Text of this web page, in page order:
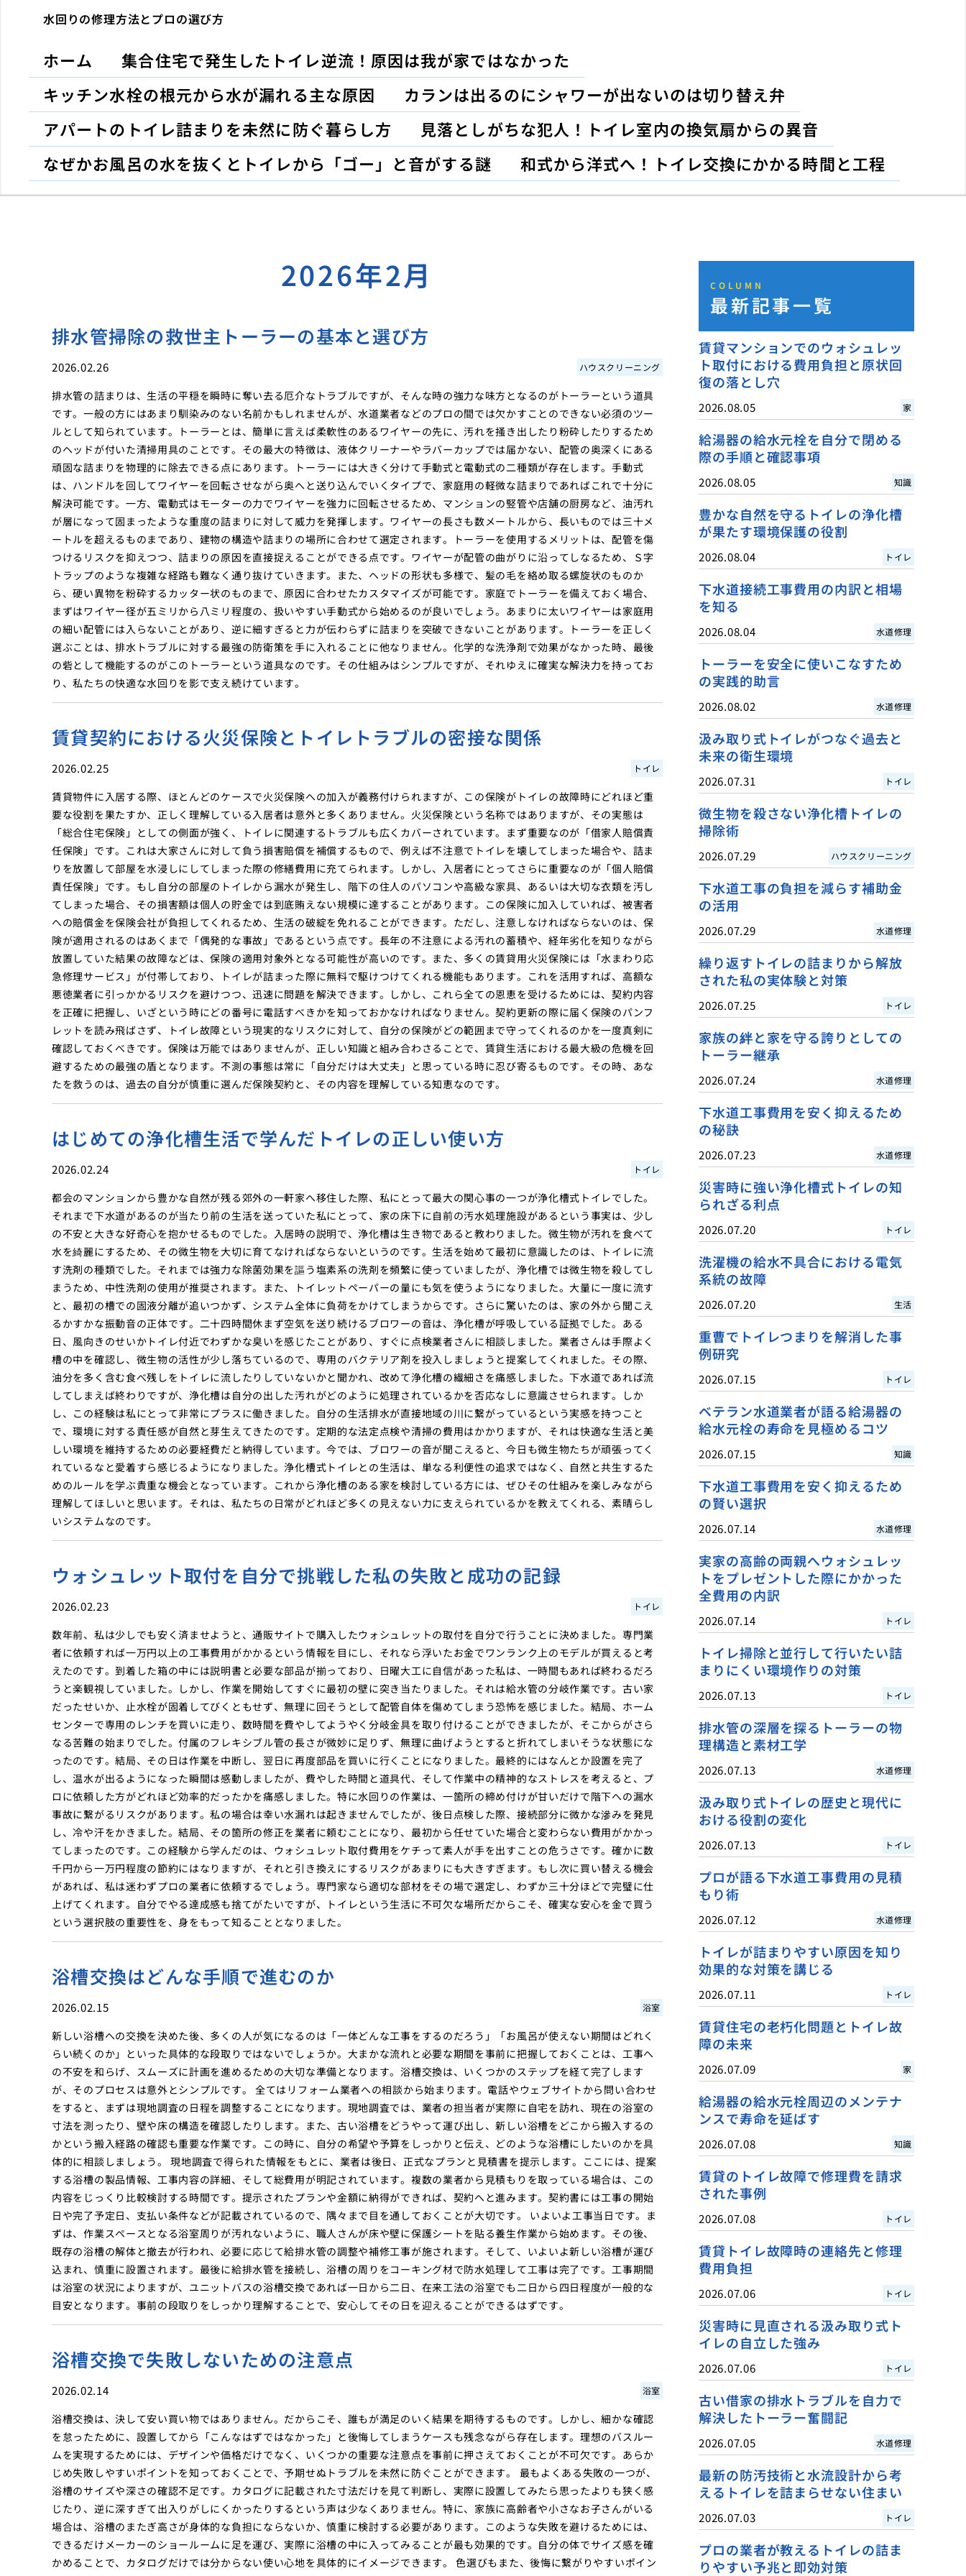
水回りの修理方法とプロの選び方
ホーム
集合住宅で発生したトイレ逆流！原因は我が家ではなかった
キッチン水栓の根元から水が漏れる主な原因
カランは出るのにシャワーが出ないのは切り替え弁
アパートのトイレ詰まりを未然に防ぐ暮らし方
見落としがちな犯人！トイレ室内の換気扇からの異音
なぜかお風呂の水を抜くとトイレから「ゴー」と音がする謎
和式から洋式へ！トイレ交換にかかる時間と工程
2026年2月
排水管掃除の救世主トーラーの基本と選び方
2026.02.26 ハウスクリーニング
排水管の詰まりは、生活の平穏を瞬時に奪い去る厄介なトラブルですが、そんな時の強力な味方となるのがトーラーという道具
です。一般の方にはあまり馴染みのない名前かもしれませんが、水道業者などのプロの間では欠かすことのできない必須のツー
ルとして知られています。トーラーとは、簡単に言えば柔軟性のあるワイヤーの先に、汚れを掻き出したり粉砕したりするため
のヘッドが付いた清掃用具のことです。その最大の特徴は、液体クリーナーやラバーカップでは届かない、配管の奥深くにある
頑固な詰まりを物理的に除去できる点にあります。トーラーには大きく分けて手動式と電動式の二種類が存在します。手動式
は、ハンドルを回してワイヤーを回転させながら奥へと送り込んでいくタイプで、家庭用の軽微な詰まりであればこれで十分に
解決可能です。一方、電動式はモーターの力でワイヤーを強力に回転させるため、マンションの竪管や店舗の厨房など、油汚れ
が層になって固まったような重度の詰まりに対して威力を発揮します。ワイヤーの長さも数メートルから、長いものでは三十メ
ートルを超えるものまであり、建物の構造や詰まりの場所に合わせて選定されます。トーラーを使用するメリットは、配管を傷
つけるリスクを抑えつつ、詰まりの原因を直接捉えることができる点です。ワイヤーが配管の曲がりに沿ってしなるため、Ｓ字
トラップのような複雑な経路も難なく通り抜けていきます。また、ヘッドの形状も多様で、髪の毛を絡め取る螺旋状のものか
ら、硬い異物を粉砕するカッター状のものまで、原因に合わせたカスタマイズが可能です。家庭でトーラーを備えておく場合、
まずはワイヤー径が五ミリから八ミリ程度の、扱いやすい手動式から始めるのが良いでしょう。あまりに太いワイヤーは家庭用
の細い配管には入らないことがあり、逆に細すぎると力が伝わらずに詰まりを突破できないことがあります。トーラーを正しく
選ぶことは、排水トラブルに対する最強の防衛策を手に入れることに他なりません。化学的な洗浄剤で効果がなかった時、最後
の砦として機能するのがこのトーラーという道具なのです。その仕組みはシンプルですが、それゆえに確実な解決力を持ってお
り、私たちの快適な水回りを影で支え続けています。
賃貸契約における火災保険とトイレトラブルの密接な関係
2026.02.25 トイレ
賃貸物件に入居する際、ほとんどのケースで火災保険への加入が義務付けられますが、この保険がトイレの故障時にどれほど重
要な役割を果たすか、正しく理解している入居者は意外と多くありません。火災保険という名称ではありますが、その実態は
「総合住宅保険」としての側面が強く、トイレに関連するトラブルも広くカバーされています。まず重要なのが「借家人賠償責
任保険」です。これは大家さんに対して負う損害賠償を補償するもので、例えば不注意でトイレを壊してしまった場合や、詰ま
りを放置して部屋を水浸しにしてしまった際の修繕費用に充てられます。しかし、入居者にとってさらに重要なのが「個人賠償
責任保険」です。もし自分の部屋のトイレから漏水が発生し、階下の住人のパソコンや高級な家具、あるいは大切な衣類を汚し
てしまった場合、その損害額は個人の貯金では到底賄えない規模に達することがあります。この保険に加入していれば、被害者
への賠償金を保険会社が負担してくれるため、生活の破綻を免れることができます。ただし、注意しなければならないのは、保
険が適用されるのはあくまで「偶発的な事故」であるという点です。長年の不注意による汚れの蓄積や、経年劣化を知りながら
放置していた結果の故障などは、保険の適用対象外となる可能性が高いのです。また、多くの賃貸用火災保険には「水まわり応
急修理サービス」が付帯しており、トイレが詰まった際に無料で駆けつけてくれる機能もあります。これを活用すれば、高額な
悪徳業者に引っかかるリスクを避けつつ、迅速に問題を解決できます。しかし、これら全ての恩恵を受けるためには、契約内容
を正確に把握し、いざという時にどの番号に電話すべきかを知っておかなければなりません。契約更新の際に届く保険のパンフ
レットを読み飛ばさず、トイレ故障という現実的なリスクに対して、自分の保険がどの範囲まで守ってくれるのかを一度真剣に
確認しておくべきです。保険は万能ではありませんが、正しい知識と組み合わさることで、賃貸生活における最大級の危機を回
避するための最強の盾となります。不測の事態は常に「自分だけは大丈夫」と思っている時に忍び寄るものです。その時、あな
たを救うのは、過去の自分が慎重に選んだ保険契約と、その内容を理解している知恵なのです。
はじめての浄化槽生活で学んだトイレの正しい使い方
2026.02.24 トイレ
都会のマンションから豊かな自然が残る郊外の一軒家へ移住した際、私にとって最大の関心事の一つが浄化槽式トイレでした。
それまで下水道があるのが当たり前の生活を送っていた私にとって、家の床下に自前の汚水処理施設があるという事実は、少し
の不安と大きな好奇心を抱かせるものでした。入居時の説明で、浄化槽は生き物であると教わりました。微生物が汚れを食べて
水を綺麗にするため、その微生物を大切に育てなければならないというのです。生活を始めて最初に意識したのは、トイレに流
す洗剤の種類でした。それまでは強力な除菌効果を謳う塩素系の洗剤を頻繁に使っていましたが、浄化槽では微生物を殺してし
まうため、中性洗剤の使用が推奨されます。また、トイレットペーパーの量にも気を使うようになりました。大量に一度に流す
と、最初の槽での固液分離が追いつかず、システム全体に負荷をかけてしまうからです。さらに驚いたのは、家の外から聞こえ
るかすかな振動音の正体です。二十四時間休まず空気を送り続けるブロワーの音は、浄化槽が呼吸している証拠でした。ある
日、風向きのせいかトイレ付近でわずかな臭いを感じたことがあり、すぐに点検業者さんに相談しました。業者さんは手際よく
槽の中を確認し、微生物の活性が少し落ちているので、専用のバクテリア剤を投入しましょうと提案してくれました。その際、
油分を多く含む食べ残しをトイレに流したりしていないかと聞かれ、改めて浄化槽の繊細さを痛感しました。下水道であれば流
してしまえば終わりですが、浄化槽は自分の出した汚れがどのように処理されているかを否応なしに意識させられます。しか
し、この経験は私にとって非常にプラスに働きました。自分の生活排水が直接地域の川に繋がっているという実感を持つこと
で、環境に対する責任感が自然と芽生えてきたのです。定期的な法定点検や清掃の費用はかかりますが、それは快適な生活と美
しい環境を維持するための必要経費だと納得しています。今では、ブロワーの音が聞こえると、今日も微生物たちが頑張ってく
れているなと愛着すら感じるようになりました。浄化槽式トイレとの生活は、単なる利便性の追求ではなく、自然と共生するた
めのルールを学ぶ貴重な機会となっています。これから浄化槽のある家を検討している方には、ぜひその仕組みを楽しみながら
理解してほしいと思います。それは、私たちの日常がどれほど多くの見えない力に支えられているかを教えてくれる、素晴らし
いシステムなのです。
ウォシュレット取付を自分で挑戦した私の失敗と成功の記録
2026.02.23 トイレ
数年前、私は少しでも安く済ませようと、通販サイトで購入したウォシュレットの取付を自分で行うことに決めました。専門業
者に依頼すれば一万円以上の工事費用がかかるという情報を目にし、それなら浮いたお金でワンランク上のモデルが買えると考
えたのです。到着した箱の中には説明書と必要な部品が揃っており、日曜大工に自信があった私は、一時間もあれば終わるだろ
うと楽観視していました。しかし、作業を開始してすぐに最初の壁に突き当たりました。それは給水管の分岐作業です。古い家
だったせいか、止水栓が固着してびくともせず、無理に回そうとして配管自体を傷めてしまう恐怖を感じました。結局、ホーム
センターで専用のレンチを買いに走り、数時間を費やしてようやく分岐金具を取り付けることができましたが、そこからがさら
なる苦難の始まりでした。付属のフレキシブル管の長さが微妙に足りず、無理に曲げようとすると折れてしまいそうな状態にな
ったのです。結局、その日は作業を中断し、翌日に再度部品を買いに行くことになりました。最終的にはなんとか設置を完了
し、温水が出るようになった瞬間は感動しましたが、費やした時間と道具代、そして作業中の精神的なストレスを考えると、プ
ロに依頼した方がどれほど効率的だったかを痛感しました。特に水回りの作業は、一箇所の締め付けが甘いだけで階下への漏水
事故に繋がるリスクがあります。私の場合は幸い水漏れは起きませんでしたが、後日点検した際、接続部分に微かな滲みを発見
し、冷や汗をかきました。結局、その箇所の修正を業者に頼むことになり、最初から任せていた場合と変わらない費用がかかっ
てしまったのです。この経験から学んだのは、ウォシュレット取付費用をケチって素人が手を出すことの危うさです。確かに数
千円から一万円程度の節約にはなりますが、それと引き換えにするリスクがあまりにも大きすぎます。もし次に買い替える機会
があれば、私は迷わずプロの業者に依頼するでしょう。専門家なら適切な部材をその場で選定し、わずか三十分ほどで完璧に仕
上げてくれます。自分でやる達成感も捨てがたいですが、トイレという生活に不可欠な場所だからこそ、確実な安心を金で買う
という選択肢の重要性を、身をもって知ることとなりました。
浴槽交換はどんな手順で進むのか
2026.02.15 浴室
新しい浴槽への交換を決めた後、多くの人が気になるのは「一体どんな工事をするのだろう」「お風呂が使えない期間はどれく
らい続くのか」といった具体的な段取りではないでしょうか。大まかな流れと必要な期間を事前に把握しておくことは、工事へ
の不安を和らげ、スムーズに計画を進めるための大切な準備となります。浴槽交換は、いくつかのステップを経て完了します
が、そのプロセスは意外とシンプルです。 全てはリフォーム業者への相談から始まります。電話やウェブサイトから問い合わせ
をすると、まずは現地調査の日程を調整することになります。現地調査では、業者の担当者が実際に自宅を訪れ、現在の浴室の
寸法を測ったり、壁や床の構造を確認したりします。また、古い浴槽をどうやって運び出し、新しい浴槽をどこから搬入するの
かという搬入経路の確認も重要な作業です。この時に、自分の希望や予算をしっかりと伝え、どのような浴槽にしたいのかを具
体的に相談しましょう。 現地調査で得られた情報をもとに、業者は後日、正式なプランと見積書を提示します。ここには、提案
する浴槽の製品情報、工事内容の詳細、そして総費用が明記されています。複数の業者から見積もりを取っている場合は、この
内容をじっくり比較検討する時間です。提示されたプランや金額に納得ができれば、契約へと進みます。契約書には工事の開始
日や完了予定日、支払い条件などが記載されているので、隅々まで目を通しておくことが大切です。 いよいよ工事当日です。ま
ずは、作業スペースとなる浴室周りが汚れないように、職人さんが床や壁に保護シートを貼る養生作業から始めます。その後、
既存の浴槽の解体と撤去が行われ、必要に応じて給排水管の調整や補修工事が施されます。そして、いよいよ新しい浴槽が運び
込まれ、慎重に設置されます。最後に給排水管を接続し、浴槽の周りをコーキング材で防水処理して工事は完了です。工事期間
は浴室の状況によりますが、ユニットバスの浴槽交換であれば一日から二日、在来工法の浴室でも二日から四日程度が一般的な
目安となります。事前の段取りをしっかり理解することで、安心してその日を迎えることができるはずです。
浴槽交換で失敗しないための注意点
2026.02.14 浴室
浴槽交換は、決して安い買い物ではありません。だからこそ、誰もが満足のいく結果を期待するものです。しかし、細かな確認
を怠ったために、設置してから「こんなはずではなかった」と後悔してしまうケースも残念ながら存在します。理想のバスルー
ムを実現するためには、デザインや価格だけでなく、いくつかの重要な注意点を事前に押さえておくことが不可欠です。あらか
じめ失敗しやすいポイントを知っておくことで、予期せぬトラブルを未然に防ぐことができます。 最もよくある失敗の一つが、
浴槽のサイズや深さの確認不足です。カタログに記載された寸法だけを見て判断し、実際に設置してみたら思ったよりも狭く感
じたり、逆に深すぎて出入りがしにくかったりするという声は少なくありません。特に、家族に高齢者や小さなお子さんがいる
場合は、浴槽のまたぎ高さが身体的な負担にならないか、慎重に検討する必要があります。このような失敗を避けるためには、
できるだけメーカーのショールームに足を運び、実際に浴槽の中に入ってみることが最も効果的です。自分の体でサイズ感を確
かめることで、カタログだけでは分からない使い心地を具体的にイメージできます。 色選びもまた、後悔に繋がりやすいポイン
COLUMN
最新記事一覧
賃貸マンションでのウォシュレッ
ト取付における費用負担と原状回
復の落とし穴
2026.08.05 家
給湯器の給水元栓を自分で閉める
際の手順と確認事項
2026.08.05 知識
豊かな自然を守るトイレの浄化槽
が果たす環境保護の役割
2026.08.04 トイレ
下水道接続工事費用の内訳と相場
を知る
2026.08.04 水道修理
トーラーを安全に使いこなすため
の実践的助言
2026.08.02 水道修理
汲み取り式トイレがつなぐ過去と
未来の衛生環境
2026.07.31 トイレ
微生物を殺さない浄化槽トイレの
掃除術
2026.07.29 ハウスクリーニング
下水道工事の負担を減らす補助金
の活用
2026.07.29 水道修理
繰り返すトイレの詰まりから解放
された私の実体験と対策
2026.07.25 トイレ
家族の絆と家を守る誇りとしての
トーラー継承
2026.07.24 水道修理
下水道工事費用を安く抑えるため
の秘訣
2026.07.23 水道修理
災害時に強い浄化槽式トイレの知
られざる利点
2026.07.20 トイレ
洗濯機の給水不具合における電気
系統の故障
2026.07.20 生活
重曹でトイレつまりを解消した事
例研究
2026.07.15 トイレ
ベテラン水道業者が語る給湯器の
給水元栓の寿命を見極めるコツ
2026.07.15 知識
下水道工事費用を安く抑えるため
の賢い選択
2026.07.14 水道修理
実家の高齢の両親へウォシュレッ
トをプレゼントした際にかかった
全費用の内訳
2026.07.14 トイレ
トイレ掃除と並行して行いたい詰
まりにくい環境作りの対策
2026.07.13 トイレ
排水管の深層を探るトーラーの物
理構造と素材工学
2026.07.13 水道修理
汲み取り式トイレの歴史と現代に
おける役割の変化
2026.07.13 トイレ
プロが語る下水道工事費用の見積
もり術
2026.07.12 水道修理
トイレが詰まりやすい原因を知り
効果的な対策を講じる
2026.07.11 トイレ
賃貸住宅の老朽化問題とトイレ故
障の未来
2026.07.09 家
給湯器の給水元栓周辺のメンテナ
ンスで寿命を延ばす
2026.07.08 知識
賃貸のトイレ故障で修理費を請求
された事例
2026.07.08 トイレ
賃貸トイレ故障時の連絡先と修理
費用負担
2026.07.06 トイレ
災害時に見直される汲み取り式ト
イレの自立した強み
2026.07.06 トイレ
古い借家の排水トラブルを自力で
解決したトーラー奮闘記
2026.07.05 水道修理
最新の防汚技術と水流設計から考
えるトイレを詰まらせない住まい
2026.07.03 トイレ
プロの業者が教えるトイレの詰ま
りやすい予兆と即効対策